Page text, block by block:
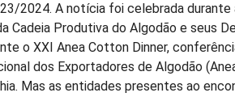
2024. A notícia foi celebrada durante
Cadeia Produtiva do Algodão e seus
o XXI Anea Cotton Dinner,
dos Exportadores de Algodão
Mas as entidades presentes ao